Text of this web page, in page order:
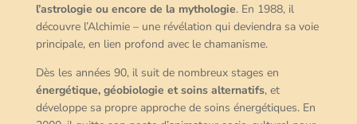
l’astrologie ou encore de la mythologie. En 1988, il
découvre l’Alchimie – une révélation qui deviendra sa voie
principale, en lien profond avec le chamanisme.
Dès les années 90, il suit de nombreux stages en
énergétique, géobiologie et soins alternatifs, et
développe sa propre approche de soins énergétiques. En